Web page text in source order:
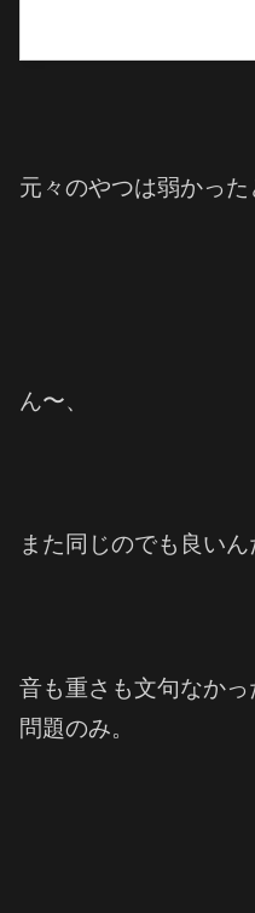
元々のやつは弱かった
ん〜、
また同じのでも良いん
音も重さも文句なか
問題のみ。